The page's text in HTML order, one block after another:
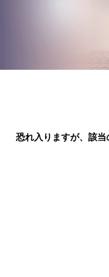
恐れ入りますが、該